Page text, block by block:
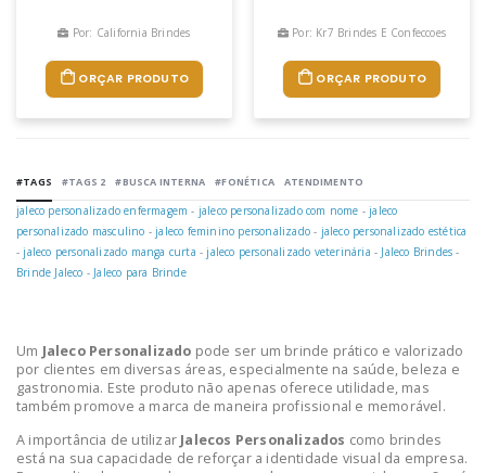
Por: California Brindes
ORÇAR PRODUTO
Por: Kr7 Brindes E Confeccoes
ORÇAR PRODUTO
#TAGS #TAGS 2 #BUSCA INTERNA #FONÉTICA ATENDIMENTO
jaleco personalizado enfermagem - jaleco personalizado com nome - jaleco
personalizado masculino - jaleco feminino personalizado - jaleco personalizado estética
- jaleco personalizado manga curta - jaleco personalizado veterinária - Jaleco Brindes -
Brinde Jaleco - Jaleco para Brinde
Um Jaleco Personalizado pode ser um brinde prático e valorizado
por clientes em diversas áreas, especialmente na saúde, beleza e
gastronomia. Este produto não apenas oferece utilidade, mas
também promove a marca de maneira profissional e memorável.
A importância de utilizar Jalecos Personalizados como brindes
está na sua capacidade de reforçar a identidade visual da empresa.